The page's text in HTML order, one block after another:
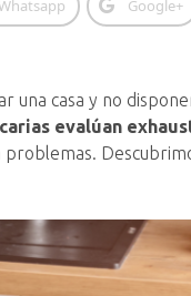
Google+
una casa y no
evalúan
problemas.